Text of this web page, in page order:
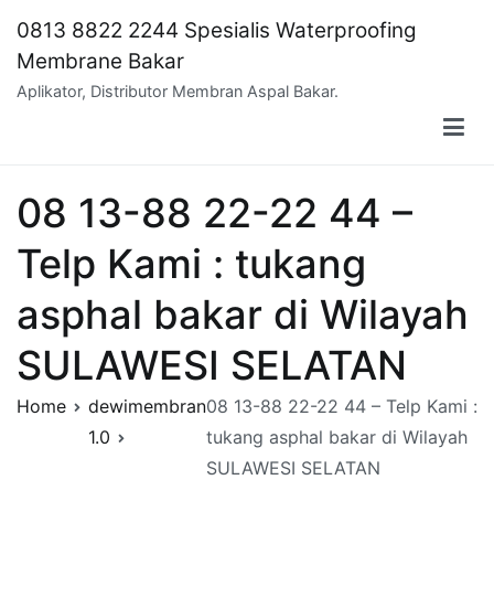
content
0813 8822 2244 Spesialis Waterproofing
Membrane Bakar
Aplikator, Distributor Membran Aspal Bakar.
08 13-88 22-22 44 –
Telp Kami : tukang
asphal bakar di Wilayah
SULAWESI SELATAN
Home
dewimembran
1.0
08 13-88 22-22 44 – Telp Kami :
tukang asphal bakar di Wilayah
SULAWESI SELATAN